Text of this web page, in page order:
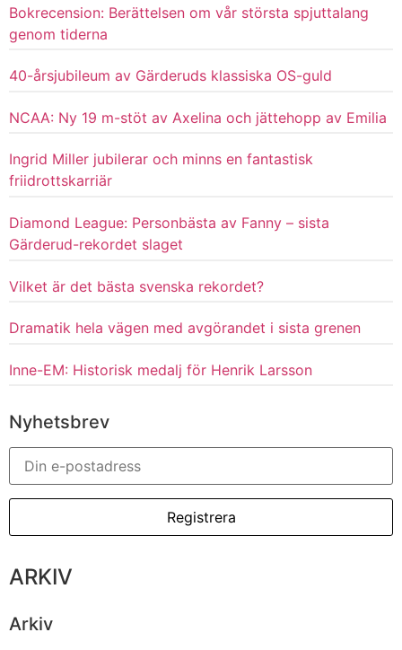
Bokrecension: Berättelsen om vår största spjuttalang
genom tiderna
40-årsjubileum av Gärderuds klassiska OS-guld
NCAA: Ny 19 m-stöt av Axelina och jättehopp av Emilia
Ingrid Miller jubilerar och minns en fantastisk
friidrottskarriär
Diamond League: Personbästa av Fanny – sista
Gärderud-rekordet slaget
Vilket är det bästa svenska rekordet?
Dramatik hela vägen med avgörandet i sista grenen
Inne-EM: Historisk medalj för Henrik Larsson
Nyhetsbrev
ARKIV
Arkiv